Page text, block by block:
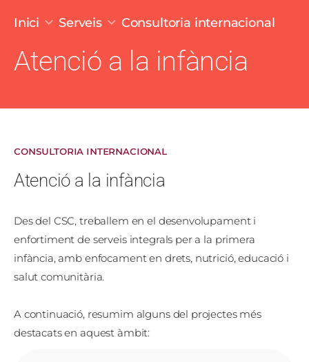
Fil d'ariadna
Inici Serveis Consultoria internacional
Atenció a la infància
CONSULTORIA INTERNACIONAL
Atenció a la infància
Des del CSC, treballem en el desenvolupament i
enfortiment de serveis integrals per a la primera
infància, amb enfocament en drets, nutrició, educació i
salut comunitària.
A continuació, resumim alguns del projectes més
destacats en aquest àmbit: